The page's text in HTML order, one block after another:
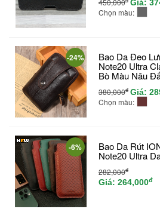
Giá:
Chọn màu:
-24% Bao Da Đeo
Note20 Ultra
Bò Màu Nâu
380,000đ Giá:
Chọn màu:
-6% Bao Da Rút
Note20 Ultra
282,000đ
Giá: 264,000đ